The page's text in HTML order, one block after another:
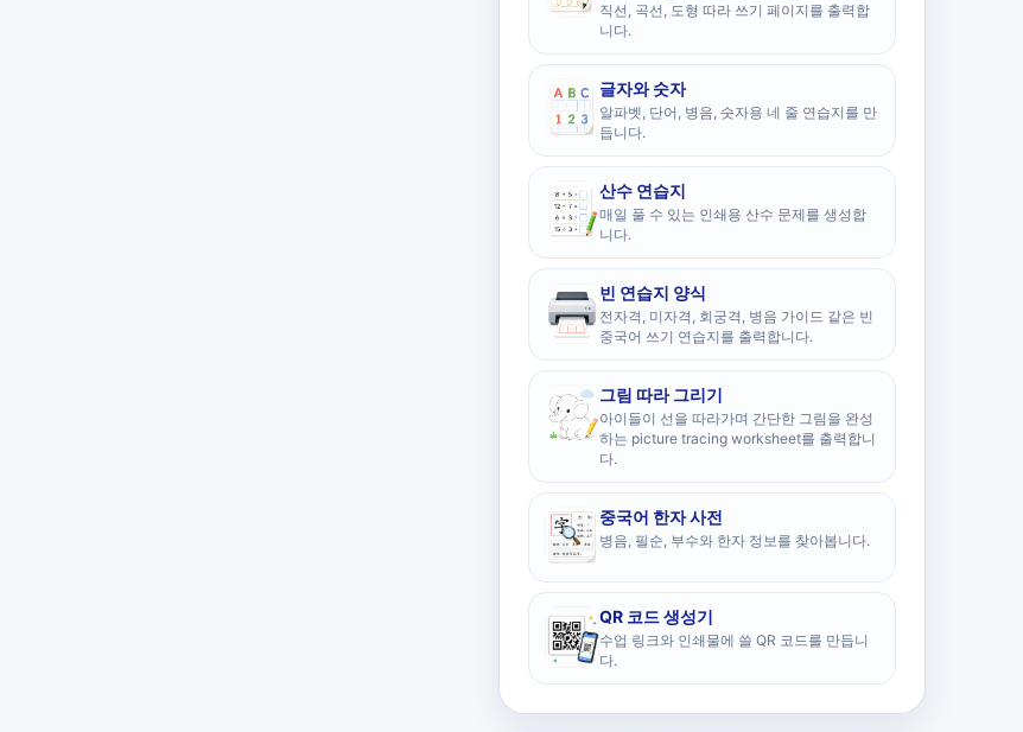
직선, 곡선, 도형 따라 쓰기 페이지를 출력합
니다.
글자와 숫자
알파벳, 단어, 병음, 숫자용 네 줄 연습지를 만
듭니다.
산수 연습지
매일 풀 수 있는 인쇄용 산수 문제를 생성합
니다.
빈 연습지 양식
전자격, 미자격, 회궁격, 병음 가이드 같은 빈
중국어 쓰기 연습지를 출력합니다.
그림 따라 그리기
아이들이 선을 따라가며 간단한 그림을 완성
하는 picture tracing worksheet를 출력합니
다.
중국어 한자 사전
병음, 필순, 부수와 한자 정보를 찾아봅니다.
QR 코드 생성기
수업 링크와 인쇄물에 쓸 QR 코드를 만듭니
다.